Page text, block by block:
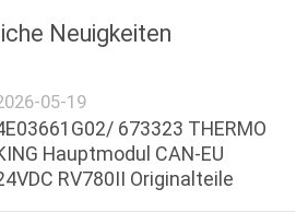
Neuigkeiten
05-19
673323 THERMO
Hauptmodul CAN-EU
RV780II Originalteile